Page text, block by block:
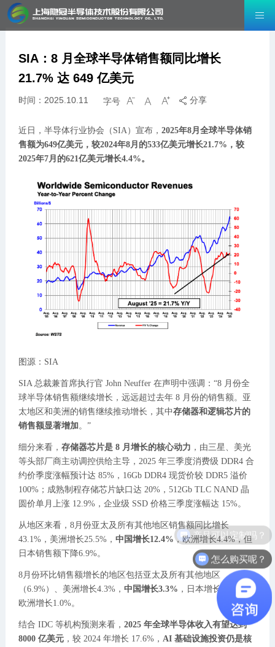
SIA：8 月全球半导体销售额同比增长
21.7% 达 649 亿美元
时间：2025.10.11 字号     分享
近日，半导体行业协会（SIA）宣布，2025年8月全球半导体销
售额为649亿美元，较2024年8月的533亿美元增长21.7%，较
2025年7月的621亿美元增长4.4%。
图源：SIA
SIA 总裁兼首席执行官 John Neuffer 在声明中强调：“8 月份全
球半导体销售额继续增长，远远超过去年 8 月份的销售额。亚
太地区和美洲的销售继续推动增长，其中存储器和逻辑芯片的
销售额显著增加 。”
细分来看，存储器芯片是 8 月增长的核心动力 ，由三星、美光
等头部厂商主动调控供给主导，2025 年三季度消费级 DDR4 合
约价季度涨幅预计达 85%，16Gb DDR4 现货价较 DDR5 溢价
100%；成熟制程存储芯片缺口达 20%，512Gb TLC NAND 晶
圆价单月上涨 12.9%，企业级 SSD 价格三季度涨幅达 15%。
从地区来看，8月份亚太及所有其他地区销售额同比增长
43.1%，美洲增长25.5%，中国增长12.4%，欧洲增长4.4%，但
日本销售额下降6.9%。
8月份环比销售额增长的地区包括亚太及所有其他地区
（6.9%）、美洲增长4.3%，中国增长3.3% ，日本增长2.0%，
欧洲增长1.0%。
结合 IDC 等机构预测来看，2025 年全球半导体收入有望达到
8000 亿美元 ，较 2024 年增长 17.6%， AI 基础设施投资仍是核
产品可以定制吗？
怎么购买呢？